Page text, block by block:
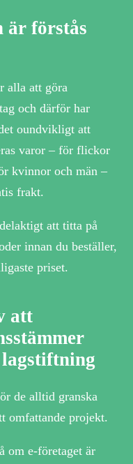
är förstås
alla att göra
och därför har
oundvikligt att
varor – för flickor
kvinnor och män –
frakt.
att titta på
innan du beställer,
priset.
att
lagstiftning
de alltid granska
omfattande projekt.
om e-företaget är